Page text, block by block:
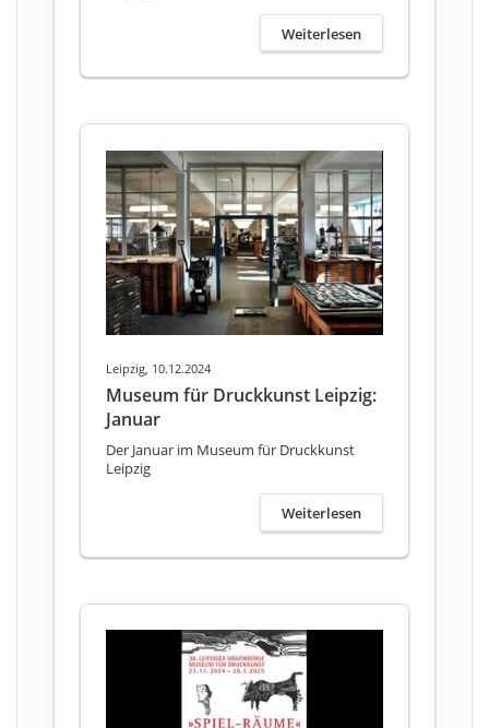
Weiterlesen
Leipzig, 10.12.2024
Museum für Druckkunst Leipzig:
Januar
Der Januar im Museum für Druckkunst
Leipzig
Weiterlesen